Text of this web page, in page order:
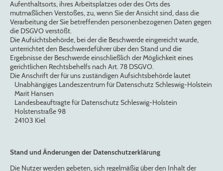
Aufenthaltsorts, ihres Arbeitsplatzes oder des Orts des
mutmaßlichen Verstoßes, zu, wenn Sie der Ansicht sind, dass die
Verarbeitung der Sie betreffenden personenbezogenen Daten gegen
die DSGVO verstößt.
Die Aufsichtsbehörde, bei der die Beschwerde eingereicht wurde,
unterrichtet den Beschwerdeführer über den Stand und die
Ergebnisse der Beschwerde einschließlich der Möglichkeit eines
gerichtlichen Rechtsbehelfs nach Art. 78 DSGVO.
Die Anschrift der für uns zuständigen Aufsichtsbehörde lautet
Unabhängiges Landeszentrum für Datenschutz Schleswig-Holstein
Marit Hansen
Landesbeauftragte für Datenschutz Schleswig-Holstein
Holstenstraße 98
24103 Kiel
Stand und Änderungen der Datenschutzerklärung
Die Nutzer werden gebeten, sich regelmäßig über den Inhalt der